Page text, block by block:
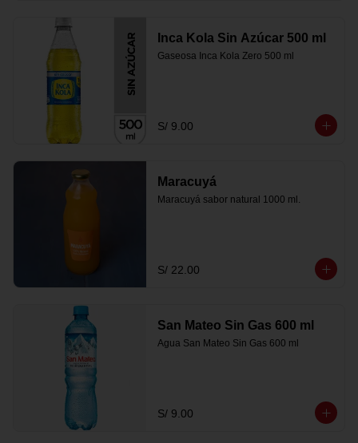
Inca Kola Sin Azúcar 500 ml
Gaseosa Inca Kola Zero 500 ml
S/ 9.00
Maracuyá
Maracuyá sabor natural 1000 ml.
S/ 22.00
San Mateo Sin Gas 600 ml
Agua San Mateo Sin Gas 600 ml
S/ 9.00